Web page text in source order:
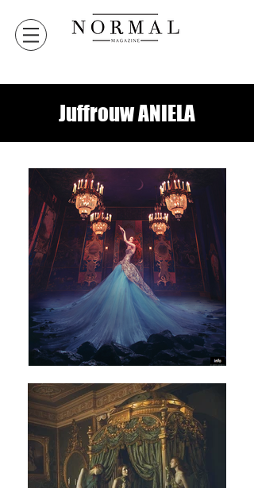
Juffrouw ANIELA